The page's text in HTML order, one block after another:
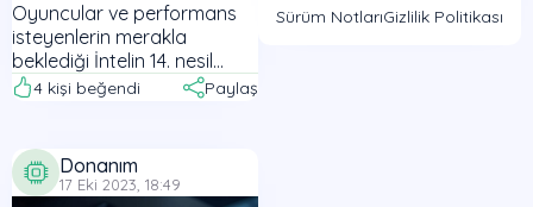
Oyuncular ve performans
isteyenlerin merakla
beklediği İntelin 14. nesil
işlemcileri tanıtıldı. İşte
4 kişi beğendi Paylaş
Donanım
17 Eki 2023, 18:49
Sürüm NotlarıGizlilik Politikası